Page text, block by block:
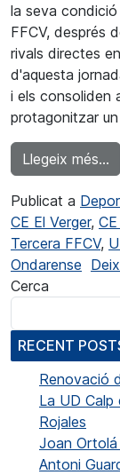
la seva
FFCV, després
rivals directes
d'aquesta
i els consoliden
protagonitzar
Llegeix més…
Publicat a
CE El Verger,
Tercera FFCV,
Ondarense
Cerca
RECENT
Renovació
La UD
Rojales
Joan
Antoni